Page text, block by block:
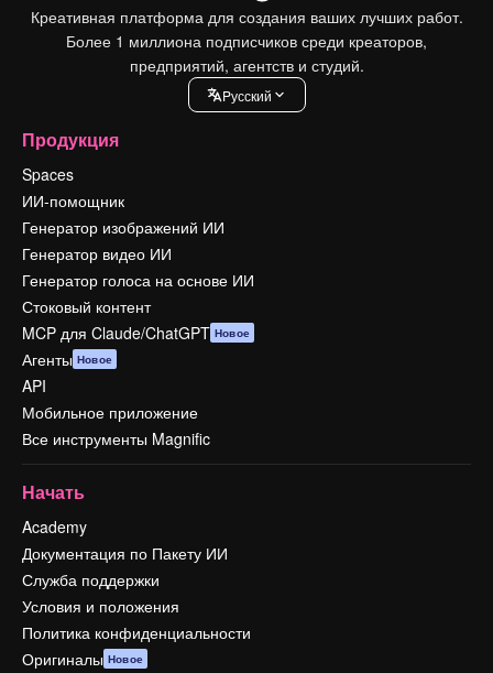
Креативная платформа для создания ваших лучших работ.
Более 1 миллиона подписчиков среди креаторов,
предприятий, агентств и студий.
Pусский
Продукция
Spaces
ИИ-помощник
Генератор изображений ИИ
Генератор видео ИИ
Генератор голоса на основе ИИ
Стоковый контент
MCP для Claude/ChatGPT Новое
Агенты Новое
API
Мобильное приложение
Все инструменты Magnific
Начать
Academy
Документация по Пакету ИИ
Служба поддержки
Условия и положения
Политика конфиденциальности
Оригиналы Новое